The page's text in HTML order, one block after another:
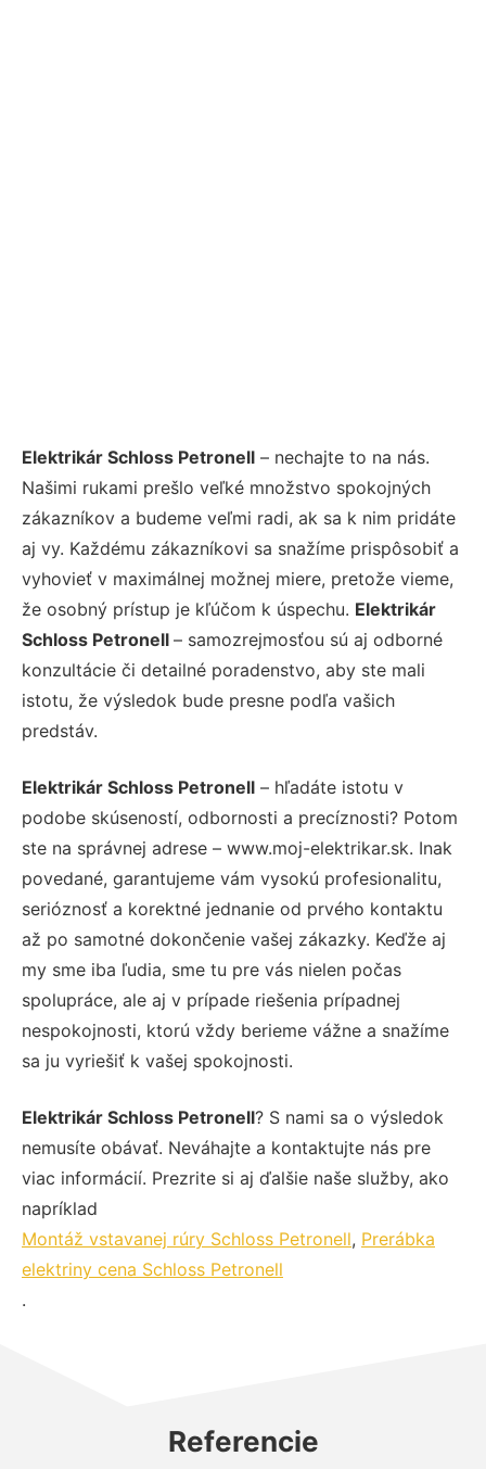
Elektrikár Schloss Petronell – nechajte to na nás.
Našimi rukami prešlo veľké množstvo spokojných
zákazníkov a budeme veľmi radi, ak sa k nim pridáte
aj vy. Každému zákazníkovi sa snažíme prispôsobiť a
vyhovieť v maximálnej možnej miere, pretože vieme,
že osobný prístup je kľúčom k úspechu. Elektrikár
Schloss Petronell – samozrejmosťou sú aj odborné
konzultácie či detailné poradenstvo, aby ste mali
istotu, že výsledok bude presne podľa vašich
predstáv.
Elektrikár Schloss Petronell – hľadáte istotu v
podobe skúseností, odbornosti a precíznosti? Potom
ste na správnej adrese – www.moj-elektrikar.sk. Inak
povedané, garantujeme vám vysokú profesionalitu,
serióznosť a korektné jednanie od prvého kontaktu
až po samotné dokončenie vašej zákazky. Keďže aj
my sme iba ľudia, sme tu pre vás nielen počas
spolupráce, ale aj v prípade riešenia prípadnej
nespokojnosti, ktorú vždy berieme vážne a snažíme
sa ju vyriešiť k vašej spokojnosti.
Elektrikár Schloss Petronell? S nami sa o výsledok
nemusíte obávať. Neváhajte a kontaktujte nás pre
viac informácií. Prezrite si aj ďalšie naše služby, ako
napríklad
Montáž vstavanej rúry Schloss Petronell, Prerábka
elektriny cena Schloss Petronell
.
Referencie